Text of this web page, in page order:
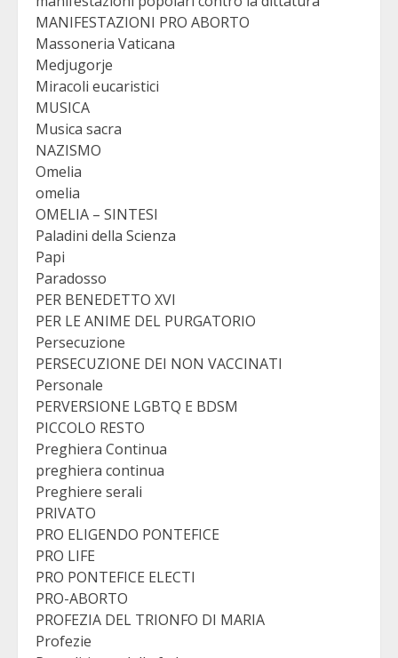
MANIFESTAZIONI PRO ABORTO
Massoneria Vaticana
Medjugorje
Miracoli eucaristici
MUSICA
Musica sacra
NAZISMO
Omelia
omelia
OMELIA – SINTESI
Paladini della Scienza
Papi
Paradosso
PER BENEDETTO XVI
PER LE ANIME DEL PURGATORIO
Persecuzione
PERSECUZIONE DEI NON VACCINATI
Personale
PERVERSIONE LGBTQ E BDSM
PICCOLO RESTO
Preghiera Continua
preghiera continua
Preghiere serali
PRIVATO
PRO ELIGENDO PONTEFICE
PRO LIFE
PRO PONTEFICE ELECTI
PRO-ABORTO
PROFEZIA DEL TRIONFO DI MARIA
Profezie